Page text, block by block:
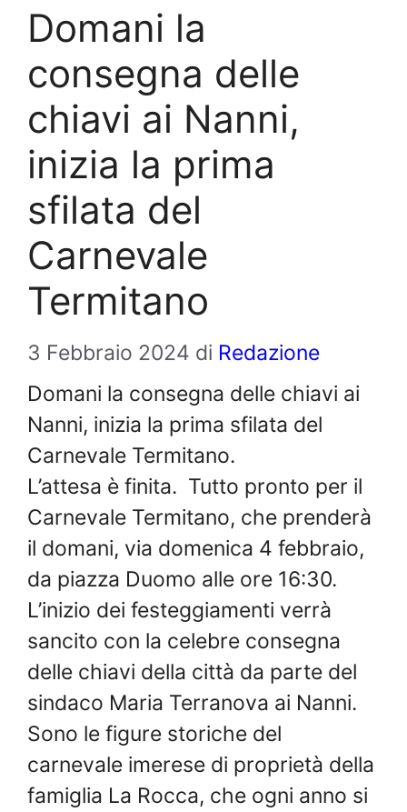
Domani la
consegna delle
chiavi ai Nanni,
inizia la prima
sfilata del
Carnevale
Termitano
3 Febbraio 2024 di Redazione
Domani la consegna delle chiavi ai
Nanni, inizia la prima sfilata del
Carnevale Termitano.
L’attesa è finita. Tutto pronto per il
Carnevale Termitano, che prenderà
il domani, via domenica 4 febbraio,
da piazza Duomo alle ore 16:30.
L’inizio dei festeggiamenti verrà
sancito con la celebre consegna
delle chiavi della città da parte del
sindaco Maria Terranova ai Nanni.
Sono le figure storiche del
carnevale imerese di proprietà della
famiglia La Rocca, che ogni anno si